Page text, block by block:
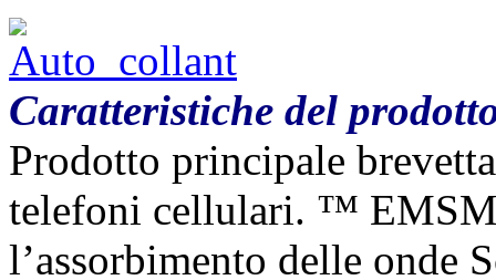
Caratteristiche del
Prodotto principale
telefoni cellulari. ™
l’assorbimento delle onde